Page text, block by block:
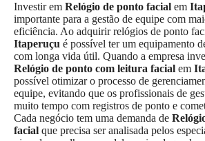
Investir em Relógio de ponto facial em
importante para a gestão de equipe com
eficiência. Ao adquirir relógios de ponto
Itaperuçu é possível ter um equipamento
com longa vida útil. Quando a empresa
Relógio de ponto com leitura facial em
possível otimizar o processo de
equipe, evitando que os profissionais de
muito tempo com registros de ponto e
Cada negócio tem uma demanda de
facial que precisa ser analisada pelos